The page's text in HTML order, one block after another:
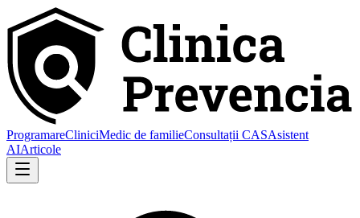
ProgramareCliniciMedic de familieConsultații CASAsistent
AIArticole